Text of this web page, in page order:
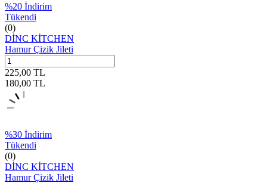
%20 İndirim
Tükendi
(0)
DİNC KİTCHEN
Hamur Çizik Jileti
225,00 TL
180,00 TL
%30 İndirim
Tükendi
(0)
DİNC KİTCHEN
Hamur Çizik Jileti